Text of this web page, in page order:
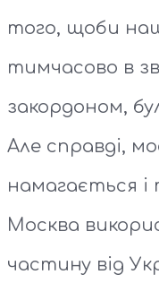
того, щоби
тимчасово в
закордоном,
Але справді,
намагається
Москва
частину від